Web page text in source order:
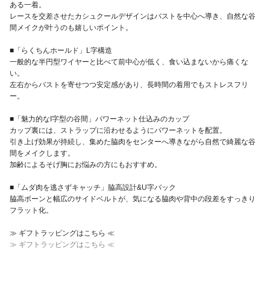
ある一着。
レースを交差させたカシュクールデザインはバストを中心へ導き、自然な谷
間メイクが叶うのも嬉しいポイント。
■「らくちんホールド」L字構造
一般的な半円型ワイヤーと比べて前中心が低く、食い込まないから痛くな
い。
左右からバストを寄せつつ安定感があり、長時間の着用でもストレスフリ
ー。
■「魅力的なI字型の谷間」パワーネット仕込みのカップ
カップ裏には、ストラップに沿わせるようにパワーネットを配置。
引き上げ効果が持続し、集めた脇肉をセンターへ導きながら自然で綺麗な谷
間をメイクします。
加齢によるそげ胸にお悩みの方にもおすすめ。
■「ムダ肉を逃さずキャッチ」脇高設計&U字バック
脇高ボーンと幅広のサイドベルトが、気になる脇肉や背中の段差をすっきり
フラット化。
≫ ギフトラッピングはこちら ≪
≫ ギフトラッピングはこちら ≪